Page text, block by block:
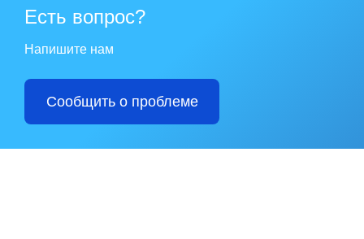
Есть вопрос?
Напишите нам
Сообщить о проблеме